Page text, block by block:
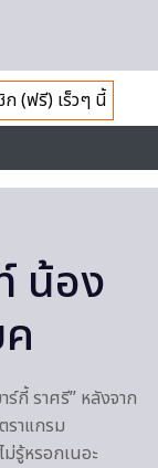
(ฟรี) เร็วๆ นี้
น้อง
กี้ ราศรี” หลังจาก
ราแกรม
รู้หรอกเนอะ